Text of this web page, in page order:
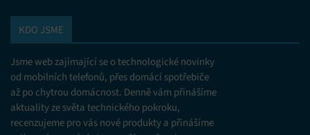
KDO JSME
Jsme web zajímající se o technologické novinky
od mobilních telefonů, přes domácí spotřebiče
až po chytrou domácnost. Denně vám přinášíme
aktuality ze světa technického pokroku,
recenzujeme pro vás nové produkty a přinášíme